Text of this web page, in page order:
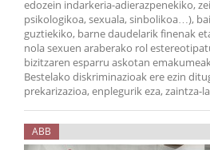
edozein indarkeria-adierazpenekiko,
psikologikoa, sexuala, sinbolikoa…),
guztiekiko, barne daudelarik finenak
nola sexuen araberako rol
bizitzaren esparru askotan
Bestelako diskriminazioak ere ezin
prekarizazioa, enplegurik eza, zaintza-
ABB